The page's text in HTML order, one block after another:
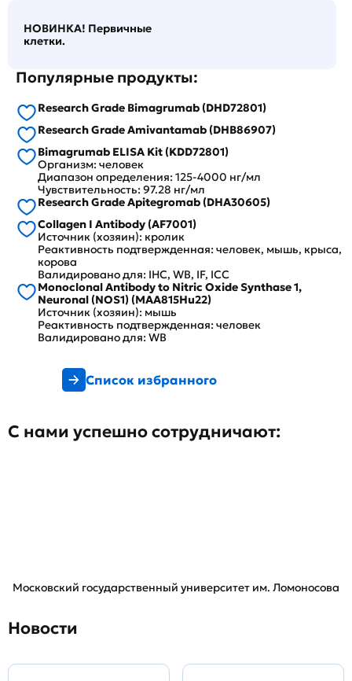
НОВИНКА! Первичные
клетки.
Популярные продукты:
Research Grade Bimagrumab (DHD72801)
Research Grade Amivantamab (DHB86907)
Bimagrumab ELISA Kit (KDD72801)
Организм: человек
Диапазон определения: 125-4000 нг/мл
Чувствительность: 97.28 нг/мл
Research Grade Apitegromab (DHA30605)
Collagen I Antibody (AF7001)
Источник (хозяин): кролик
Реактивность подтвержденная: человек, мышь, крыса,
корова
Валидировано для: IHC, WB, IF, ICC
Monoclonal Antibody to Nitric Oxide Synthase 1,
Neuronal (NOS1) (MAA815Hu22)
Источник (хозяин): мышь
Реактивность подтвержденная: человек
Валидировано для: WB
Список избранного
С нами успешно сотрудничают:
Московский государственный университет им. Ломоносова
Новости